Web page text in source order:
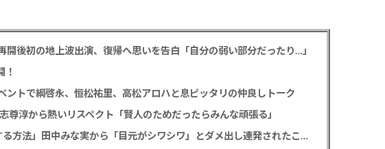
後初の地上波出演、復帰へ思いを告白「自分の弱い部分だったり…」
！
トで綱啓永、恒松祐里、高松アロハと息ピッタリの仲良しトーク
淳から熱いリスペクト「賢人のためだったらみんな頑張る」
重岡大毅 「5秒で完全犯罪を生成する方法」田中みな実から「目元がシワシワ」とダメ出し連発されたことを暴露